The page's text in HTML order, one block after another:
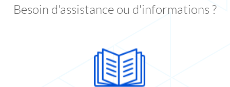
Besoin d'assistance ou d'informations ?